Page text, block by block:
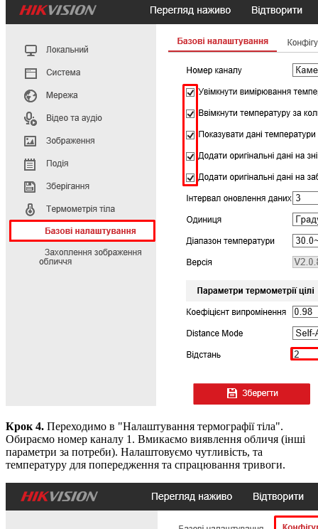
Крок 4. Переходимо в "Налаштування термографії тіла".
Обираємо номер каналу 1. Вмикаємо виявлення обличя (інші
параметри за потреби). Налаштовуємо чутливість, та
температуру для попередження та спрацювання тривоги.